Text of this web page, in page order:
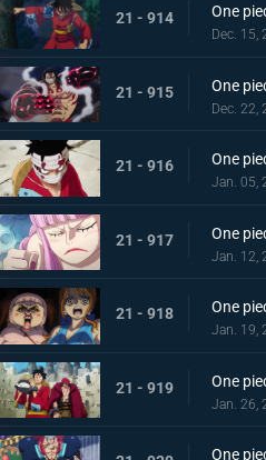
21 - 914
Dec. 15,
21 - 915
Dec. 22,
21 - 916
Jan. 05,
21 - 917
Jan. 12,
21 - 918
Jan. 19,
21 - 919
Jan. 26,